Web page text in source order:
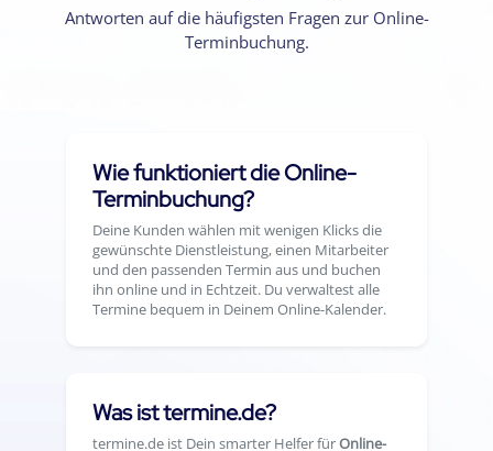
Antworten auf die häufigsten Fragen zur Online-
Terminbuchung.
Wie funktioniert die Online-
Terminbuchung?
Deine Kunden wählen mit wenigen Klicks die
gewünschte Dienstleistung, einen Mitarbeiter
und den passenden Termin aus und buchen
ihn online und in Echtzeit. Du verwaltest alle
Termine bequem in Deinem Online-Kalender.
Was ist termine.de?
termine.de ist Dein smarter Helfer fürOnline-